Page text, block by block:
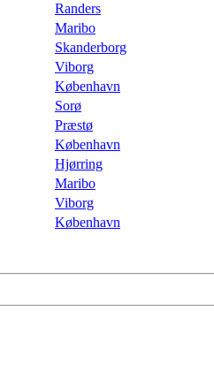
Randers
Maribo
Skanderborg
Viborg
København
Sorø
Præstø
København
Hjørring
Maribo
Viborg
København